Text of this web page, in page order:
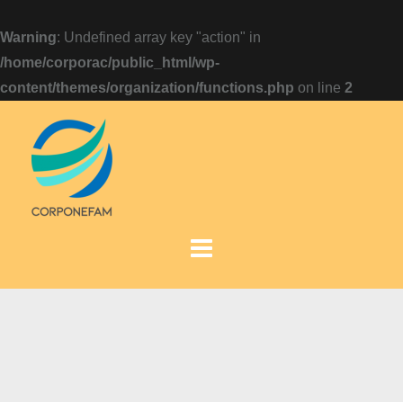
Warning: Undefined array key "action" in
/home/corporac/public_html/wp-
content/themes/organization/functions.php on line 2